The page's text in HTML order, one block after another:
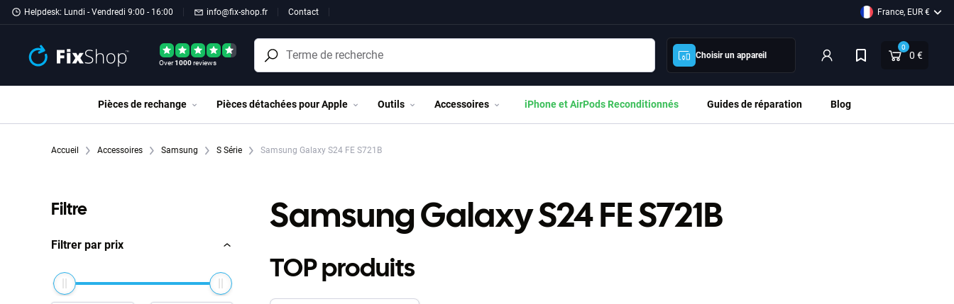
Passer au contenu principal
Helpdesk: Lundi - Vendredi 9:00 - 16:00 info@fix-shop.fr Contact France, EUR €
Over1000reviews
Choisir un appareil
0
0 €
Pièces de rechange Pièces détachées pour Apple Outils Accessoires iPhone et AirPods Reconditionnés Guides de réparation Blog
Accueil Accessoires Samsung S Série Samsung Galaxy S24 FE S721B
Filtre
Filtrer par prix
Samsung Galaxy S24 FE S721B
TOP produits